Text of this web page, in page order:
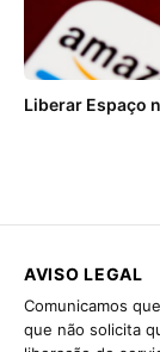
Liberar Espaço
AVISO LEGAL
Comunicamos que
que não solicita